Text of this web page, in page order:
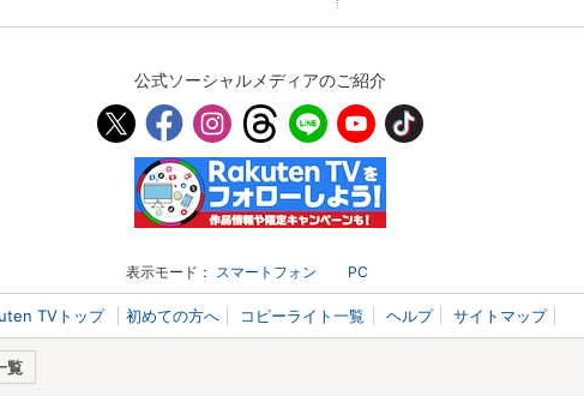
公式ソーシャルメディアのご紹介
表示モード： スマートフォン PC
TVトップ 初めての方へ コピーライト一覧 ヘルプ サイトマップ
覧